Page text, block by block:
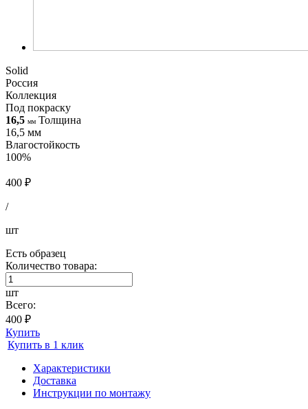
Solid
Россия
Коллекция
Под покраску
16,5 мм Толщина
16,5 мм
Влагостойкость
100%
400 ₽
/
шт
Есть образец
Количество товара:
шт
Всего:
400 ₽
Купить
Купить в 1 клик
Характеристики
Доставка
Инструкции по монтажу